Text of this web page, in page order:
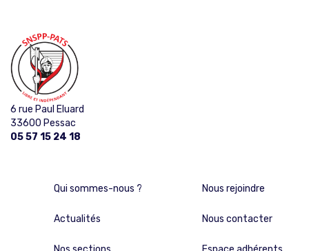
6 rue Paul Eluard
33600 Pessac
05 57 15 24 18
Qui sommes-nous ?
Actualités
Nous rejoindre
Nous contacter